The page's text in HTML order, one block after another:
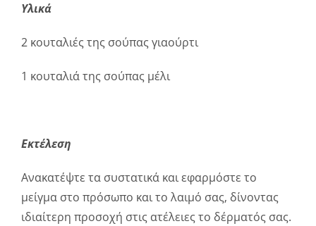
Υλικά
2 κουταλιές της σούπας γιαούρτι
1 κουταλιά της σούπας μέλι
Εκτέλεση
Ανακατέψτε τα συστατικά και εφαρμόστε το
μείγμα στο πρόσωπο και το λαιμό σας, δίνοντας
ιδιαίτερη προσοχή στις ατέλειες το δέρματός σας.